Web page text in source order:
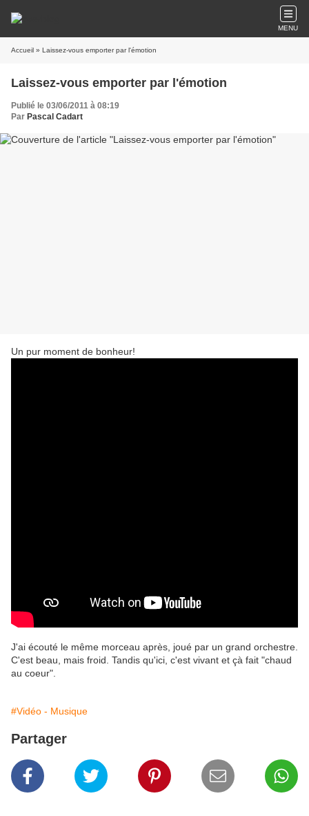
MENU
Accueil » Laissez-vous emporter par l'émotion
Laissez-vous emporter par l'émotion
Publié le 03/06/2011 à 08:19
Par Pascal Cadart
Un pur moment de bonheur!
J'ai écouté le même morceau après, joué par un grand orchestre.
C'est beau, mais froid. Tandis qu'ici, c'est vivant et çà fait "chaud
au coeur".
#Vidéo - Musique
Partager